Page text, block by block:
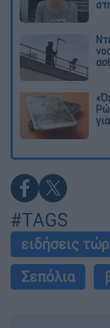
#TAGS
ειδήσεις
Σεπόλια